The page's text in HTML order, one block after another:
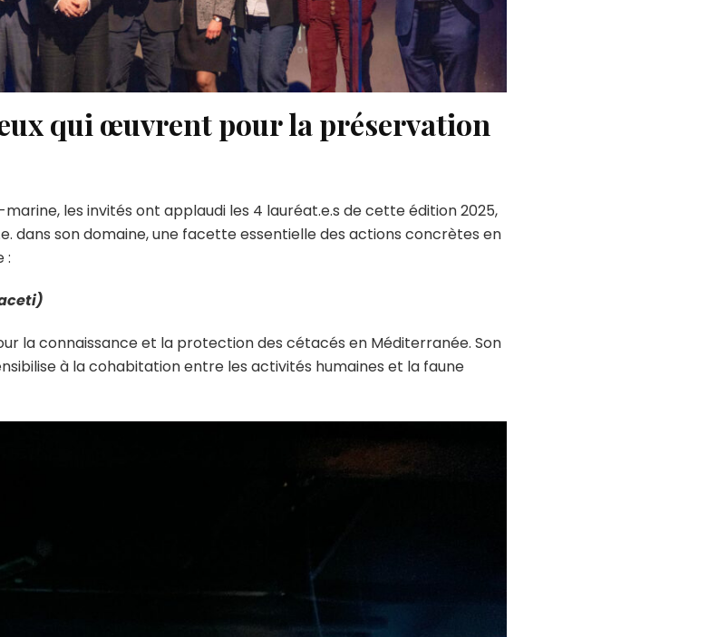
qui œuvrent pour la préservation
les invités ont applaudi les 4 lauréat.e.s de cette édition 2025,
dans son domaine, une facette essentielle des actions concrètes en
:
)
la connaissance et la protection des cétacés en Méditerranée. Son
à la cohabitation entre les activités humaines et la faune